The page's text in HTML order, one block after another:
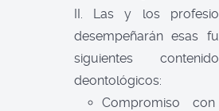
II. Las y los
desempeñarán esas
siguientes
deontológicos:
Compromiso